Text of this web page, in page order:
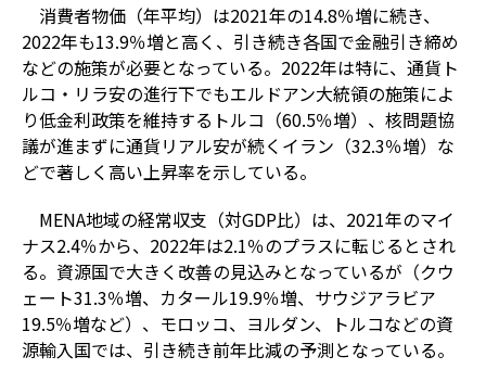
消費者物価（年平均）は2021年の14.8％増に続き、
2022年も13.9％増と高く、引き続き各国で金融引き締め
などの施策が必要となっている。2022年は特に、通貨ト
ルコ・リラ安の進行下でもエルドアン大統領の施策によ
り低金利政策を維持するトルコ（60.5％増）、核問題協
議が進まずに通貨リアル安が続くイラン（32.3％増）な
どで著しく高い上昇率を示している。
MENA地域の経常収支（対GDP比）は、2021年のマイ
ナス2.4％から、2022年は2.1％のプラスに転じるとされ
る。資源国で大きく改善の見込みとなっているが（クウ
ェート31.3％増、カタール19.9％増、サウジアラビア
19.5％増など）、モロッコ、ヨルダン、トルコなどの資
源輸入国では、引き続き前年比減の予測となっている。